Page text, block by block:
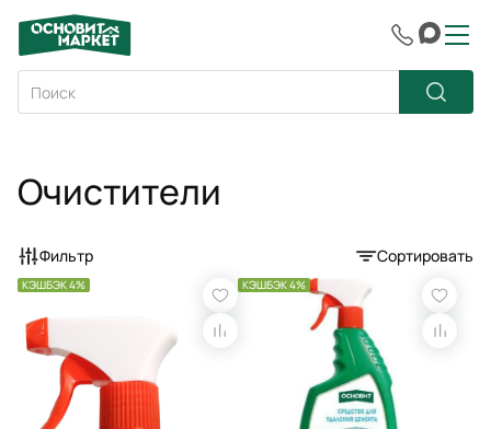
Очистители
Фильтр Сортировать
КЭШБЭК 4% КЭШБЭК 4%